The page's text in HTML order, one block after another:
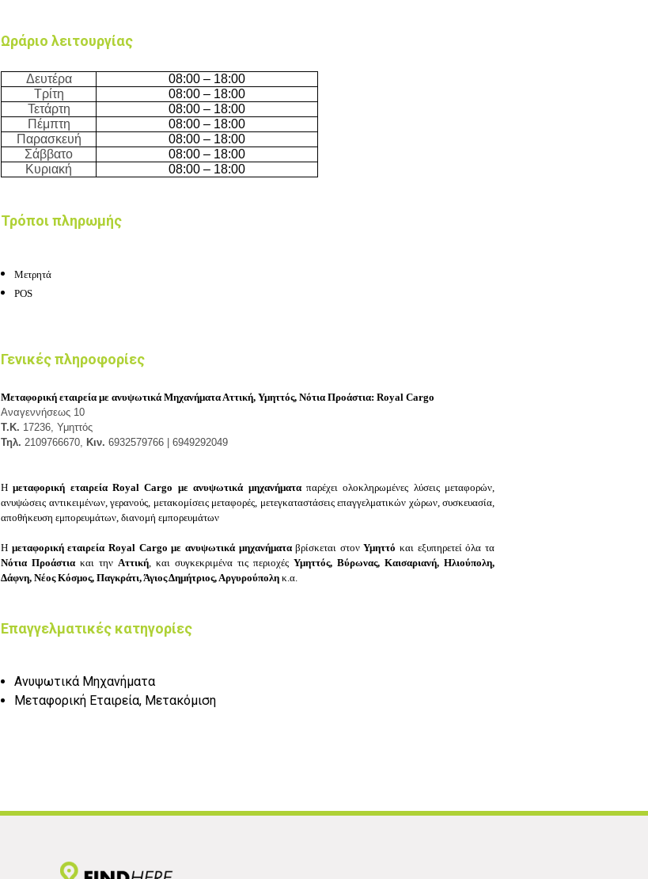
Ωράριο λειτουργίας
Δευτέρα
08:00 – 18:00
Τρίτη
08:00 – 18:00
Τετάρτη
08:00 – 18:00
Πέμπτη
08:00 – 18:00
Παρασκευή
08:00 – 18:00
Σάββατο
08:00 – 18:00
Κυριακή
08:00 – 18:00
Τρόποι πληρωμής
Μετρητά
POS
Γενικές πληροφορίες
Μεταφορική εταιρεία με ανυψωτικά Μηχανήματα Αττική, Υμηττός, Νότια Προάστια: Royal Cargo
Αναγεννήσεως 10
Τ.Κ. 17236, Υμηττός
Τηλ. 2109766670, Κιν. 6932579766 | 6949292049
Η μεταφορική εταιρεία Royal Cargo με ανυψωτικά μηχανήματαπαρέχει ολοκληρωμένες λύσεις μεταφορών,
ανυψώσεις αντικειμένων, γερανούς, μετακομίσεις μεταφορές, μετεγκαταστάσεις επαγγελματικών χώρων, συσκευασία,
αποθήκευση εμπορευμάτων, διανομή εμπορευμάτων
Η μεταφορική εταιρεία Royal Cargo με ανυψωτικά μηχανήματαβρίσκεται στονΥμηττόκαι εξυπηρετεί όλα τα
Νότια Προάστια και την Αττική , και συγκεκριμένα τις περιοχές Υμηττός, Βύρωνας, Καισαριανή, Ηλιούπολη,
Δάφνη, Νέος Κόσμος, Παγκράτι, Άγιος Δημήτριος, Αργυρούπολη κ.α.
Επαγγελματικές κατηγορίες
Ανυψωτικά Μηχανήματα
Μεταφορική Εταιρεία, Μετακόμιση